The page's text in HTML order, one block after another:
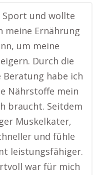
Sport und wollte
meine Ernährung
um meine
Durch die
habe ich
Nährstoffe mein
braucht. Seitdem
Muskelkater,
und fühle
leistungsfähiger.
war für mich